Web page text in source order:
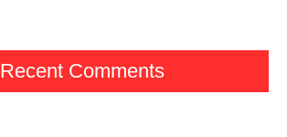
Recent Comments